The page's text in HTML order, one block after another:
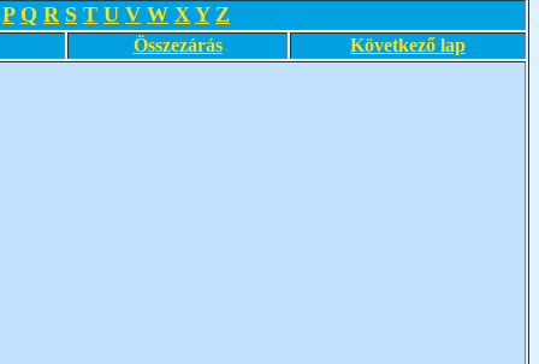
P Q R S T U V W X Y Z
Összezárás Következő lap